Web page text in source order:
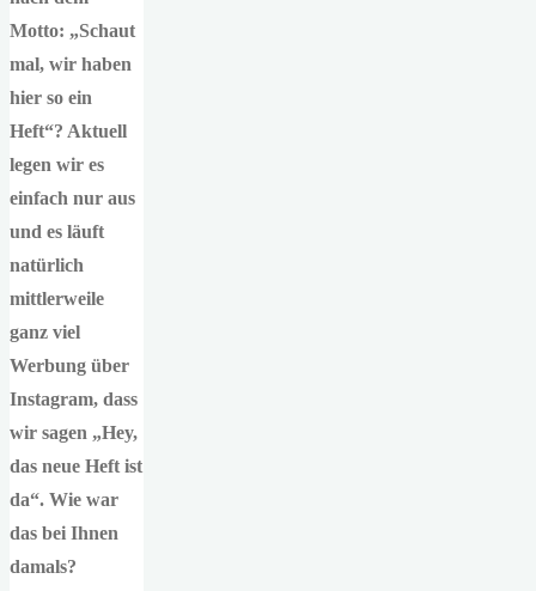
Motto: „Schaut
mal, wir haben
hier so ein
Heft“? Aktuell
legen wir es
einfach nur aus
und es läuft
natürlich
mittlerweile
ganz viel
Werbung über
Instagram, dass
wir sagen „Hey,
das neue Heft ist
da“. Wie war
das bei Ihnen
damals?